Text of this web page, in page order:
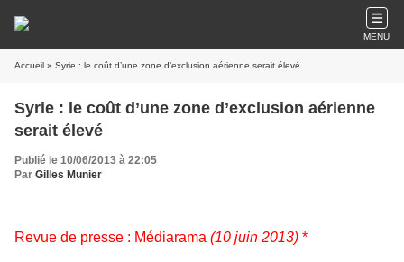
MENU
Accueil » Syrie : le coût d’une zone d’exclusion aérienne serait élevé
Syrie : le coût d’une zone d’exclusion aérienne
serait élevé
Publié le 10/06/2013 à 22:05
Par Gilles Munier
Revue de presse : Médiarama (10 juin 2013) *